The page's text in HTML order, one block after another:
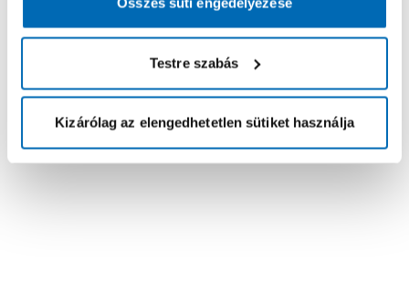
Testre szabás
Kizárólag az elengedhetetlen sütiket használja